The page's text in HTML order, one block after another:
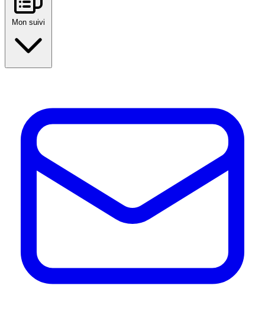
Mon suivi